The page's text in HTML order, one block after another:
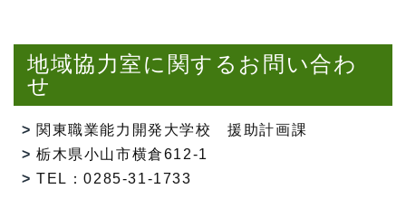
地域協力室に関するお問い合わ
せ
関東職業能力開発大学校 援助計画課
栃木県小山市横倉612-1
TEL：0285-31-1733